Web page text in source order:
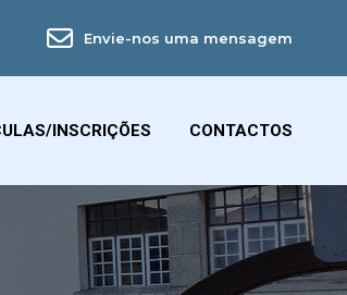
Envie-nos uma mensagem
INSCRIÇÕES CONTACTOS